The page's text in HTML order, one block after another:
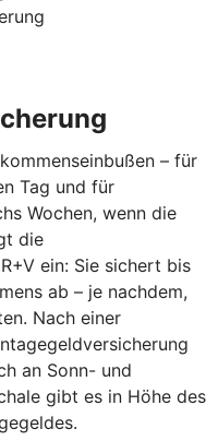
– für
Tag und für
Wochen, wenn die
die
ein: Sie sichert bis
ab – je nachdem,
Nach einer
an Sonn- und
gibt es in Höhe des